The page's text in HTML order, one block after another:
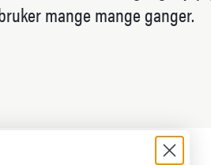
mange mange ganger.